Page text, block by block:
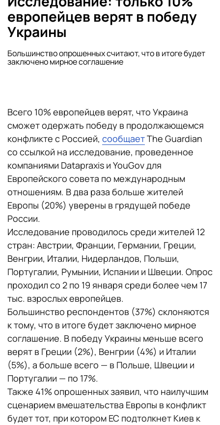
европейцев верят в победу
Украины
Большинство опрошенных считают, что в итоге будет
заключено мирное соглашение
Всего 10% европейцев верят, что Украина
сможет одержать победу в продолжающемся
конфликте с Россией, сообщаетThe Guardian
со ссылкой на исследование, проведенное
компаниями Datapraxis и YouGov для
Европейского совета по международным
отношениям. В два раза больше жителей
Европы (20%) уверены в грядущей победе
России.
Исследование проводилось среди жителей 12
стран: Австрии, Франции, Германии, Греции,
Венгрии, Италии, Нидерландов, Польши,
Португалии, Румынии, Испании и Швеции. Опрос
проходил со 2 по 19 января среди более чем 17
тыс. взрослых европейцев.
Большинство респондентов (37%) склоняются
к тому, что в итоге будет заключено мирное
соглашение. В победу Украины меньше всего
верят в Греции (2%), Венгрии (4%) и Италии
(5%), а больше всего — в Польше, Швеции и
Португалии — по 17%.
Также 41% опрошенных заявил, что наилучшим
сценарием вмешательства Европы в конфликт
будет тот, при котором ЕС подтолкнет Киев к